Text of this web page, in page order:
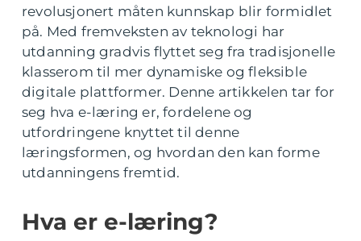
revolusjonert måten kunnskap blir formidlet
på. Med fremveksten av teknologi har
utdanning gradvis flyttet seg fra tradisjonelle
klasserom til mer dynamiske og fleksible
digitale plattformer. Denne artikkelen tar for
seg hva e-læring er, fordelene og
utfordringene knyttet til denne
læringsformen, og hvordan den kan forme
utdanningens fremtid.
Hva er e-læring?